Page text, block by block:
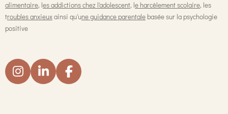
alimentaire, les addictions chez l'adolescent, le harcèlement scolaire, les
troubles anxieuxainsi qu'une guidance parentale basée sur la psychologie
positive
I
L
F